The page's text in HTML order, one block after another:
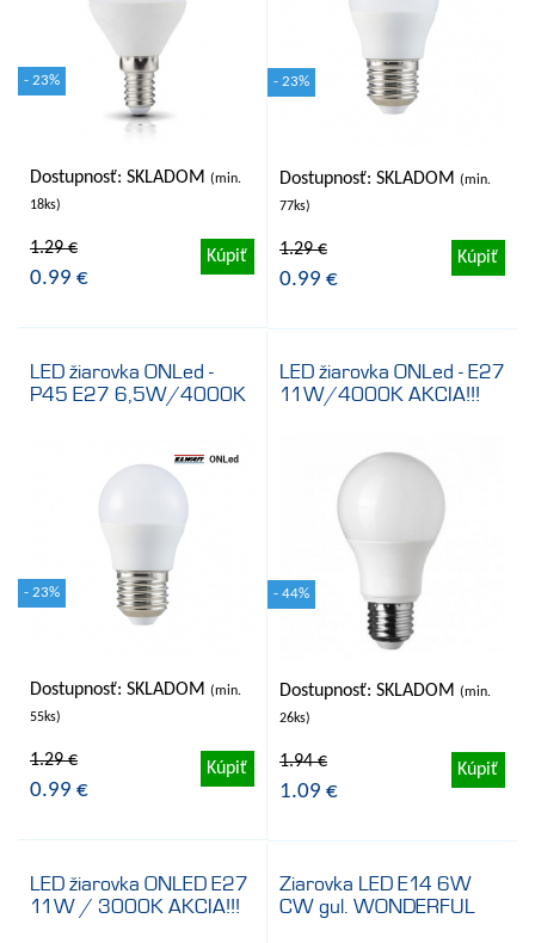
- 23%
Dostupnosť: SKLADOM (min.
18ks)
1.29 €
0.99 €
Kúpiť
- 23%
Dostupnosť: SKLADOM (min.
77ks)
1.29 €
0.99 €
Kúpiť
LED žiarovka ONLed -
P45 E27 6,5W/4000K
- 23%
Dostupnosť: SKLADOM (min.
55ks)
1.29 €
0.99 €
Kúpiť
LED žiarovka ONLed - E27
11W/4000K AKCIA!!!
- 44%
Dostupnosť: SKLADOM (min.
26ks)
1.94 €
1.09 €
Kúpiť
LED žiarovka ONLED E27
11W / 3000K AKCIA!!!
Ziarovka LED E14 6W
CW gul. WONDERFUL